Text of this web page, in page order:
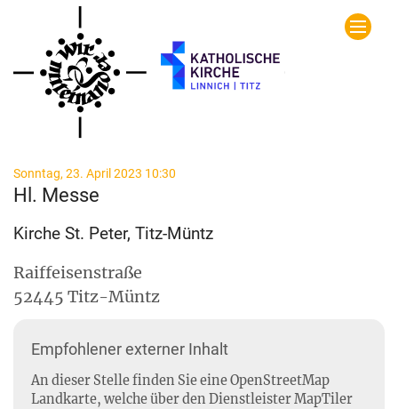
Zum Inhalt springen
Sonntag, 23. April 2023 10:30
Hl. Messe
Kirche St. Peter, Titz-Müntz
Raiffeisenstraße
52445 Titz-Müntz
Empfohlener externer Inhalt
An dieser Stelle finden Sie eine OpenStreetMap
Landkarte, welche über den Dienstleister MapTiler